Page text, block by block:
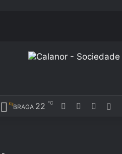
BRAGA 22 ℃ FacebookYouTube